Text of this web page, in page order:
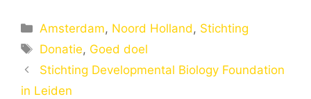
Categorieën
Amsterdam, Noord Holland, Stichting
Tags
Donatie, Goed doel
Stichting Developmental Biology Foundation
in Leiden